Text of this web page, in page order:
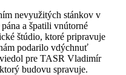
nevyužitých stánkov v
a špatili vnútorné
štúdio, ktoré pripravuje
podarilo vdýchnuť
pre TASR Vladimír
budovu spravuje.